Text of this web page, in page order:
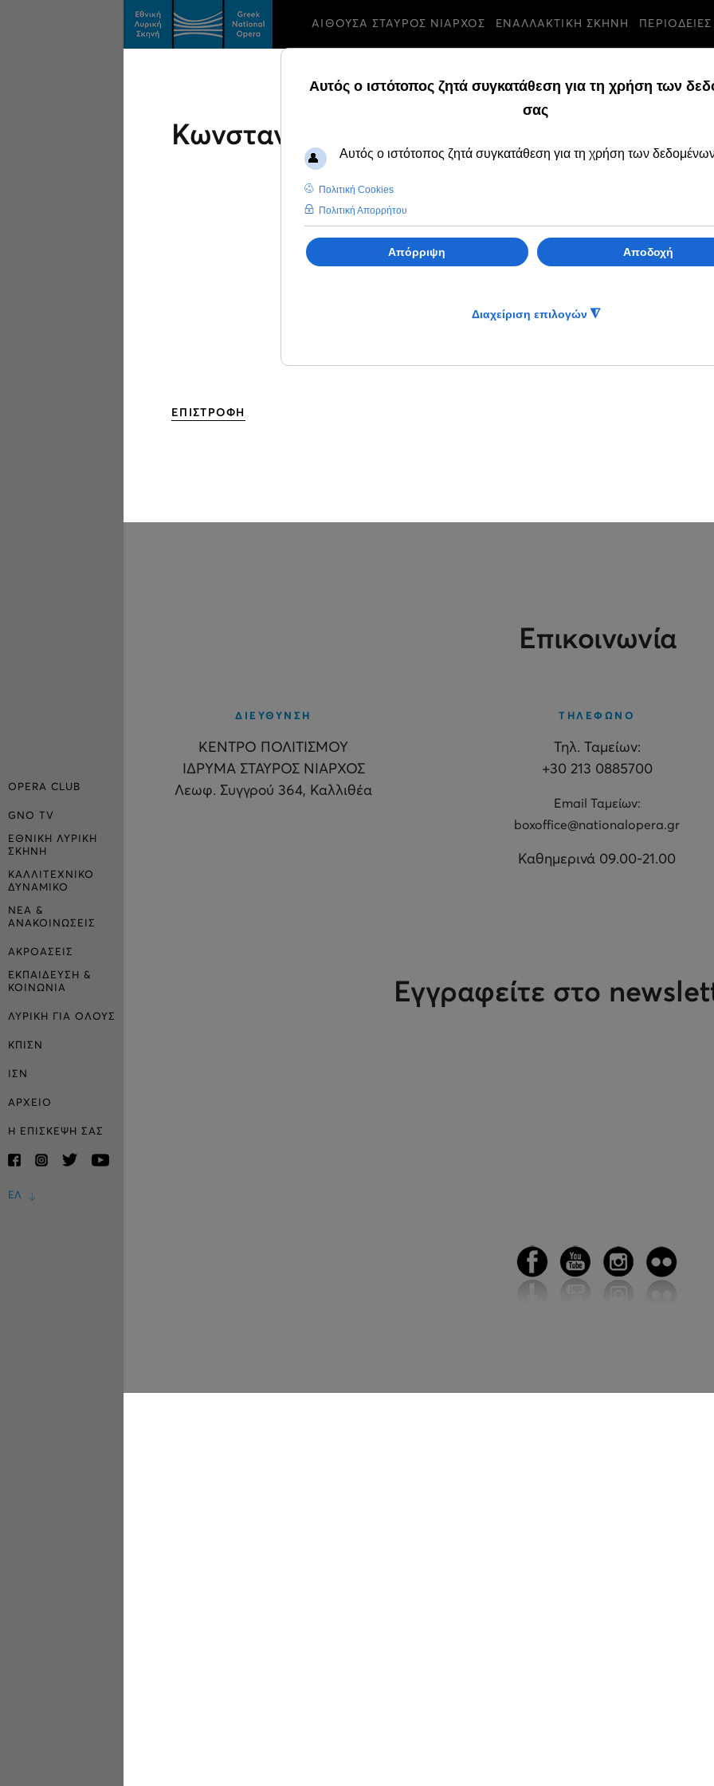
OPERA CLUB
GNO TV
ΕΘΝΙΚΗ ΛΥΡΙΚΗ
ΣΚΗΝΗ
ΚΑΛΛΙΤΕΧΝΙΚΟ
ΔΥΝΑΜΙΚΟ
ΝΕΑ &
ΑΝΑΚΟΙΝΩΣΕΙΣ
ΑΚΡΟΑΣΕΙΣ
ΕΚΠΑΙΔΕΥΣΗ &
ΚΟΙΝΩΝΙΑ
ΛΥΡΙΚΗ ΓΙΑ ΟΛΟΥΣ
ΚΠΙΣΝ
ΙΣΝ
ΑΡΧΕΙΟ
Η ΕΠΙΣΚΕΨΗ ΣΑΣ
ΕΛ
ΑΙΘΟΥΣΑ ΣΤΑΥΡΟΣ ΝΙΑΡΧΟΣ ΕΝΑΛΛΑΚΤΙΚΗ ΣΚΗΝΗ ΠΕΡΙΟΔΕΙΕΣ
Κωνσταντίνος Ζαμπούνης
ΕΠΙΣΤΡΟΦΗ
Επικοινωνία
ΔΙΕΥΘΥΝΣΗ
ΚΕΝΤΡΟ ΠΟΛΙΤΙΣΜΟΥ
ΙΔΡΥΜΑ ΣΤΑΥΡΟΣ ΝΙΑΡΧΟΣ
Λεωφ. Συγγρού 364, Καλλιθέα
ΤΗΛΕΦΩΝΟ
Τηλ. Ταμείων:
+30 213 0885700
Εmail Ταμείων:
boxoffice@nationalopera.gr
Καθημερινά 09.00-21.00
Εγγραφείτε στο